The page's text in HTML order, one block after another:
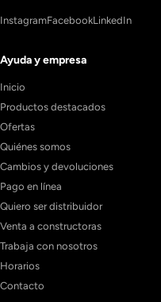
InstagramFacebookLinkedIn
Ayuda y empresa
Inicio
Productos destacados
Ofertas
Quiénes somos
Cambios y devoluciones
Pago en línea
Quiero ser distribuidor
Venta a constructoras
Trabaja con nosotros
Horarios
Contacto